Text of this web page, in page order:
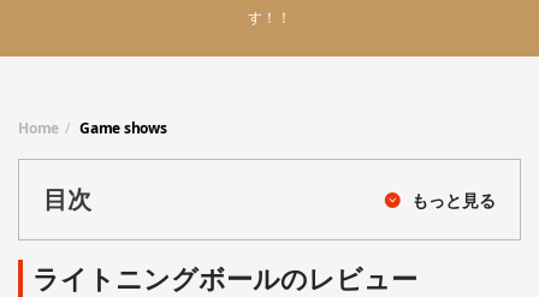
す！！
Home Game shows
目次 もっと見る
ライトニングボールのレビュー